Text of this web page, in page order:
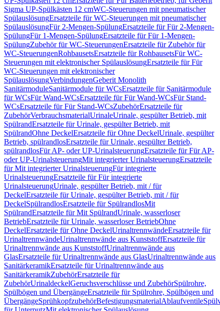
Sigma UP-Spülkästen 12 cmWC-Steuerungen mit pneumatischer
SpülauslösungErsatzteile für WC-Steuerungen mit pneumatischer
SpülauslösungFür 2-Mengen-SpülungErsatzteile für Für 2-Mengen-
SpülungFür 1-Mengen-SpülungErsatzteile für Für 1-Mengen-
SpülungZubehör für WC-SteuerungenErsatzteile für Zubehör für
WC-SteuerungenRohbausetsErsatzteile für RohbausetsFür WC-
Steuerungen mit elektronischer SpülauslösungErsatzteile für Für
WC-Steuerungen mit elektronischer
SpülauslösungVerbindungenGeberit Monolith
SanitärmoduleSanitärmodule für WCsErsatzteile für Sanitärmodule
für WCsFür Wand-WCsErsatzteile für Für Wand-WCsFür Stand-
WCsErsatzteile für Für Stand-WCsZubehörErsatzteile für
ZubehörVerbrauchsmaterialUrinaleUrinale, gespülter Betrieb, mit
SpülrandErsatzteile für Urinale, gespülter Betrieb, mit
SpülrandOhne DeckelErsatzteile für Ohne DeckelUrinale, gespülter
Betrieb, spülrandlosErsatzteile für Urinale, gespülter Betrieb,
spülrandlosFür AP- oder UP-UrinalsteuerungErsatzteile für Für AP-
oder UP-UrinalsteuerungMit integrierter UrinalsteuerungErsatzteile
für Mit integrierter UrinalsteuerungFür integrierte
UrinalsteuerungErsatzteile für Für integrierte
UrinalsteuerungUrinale, gespülter Betrieb, mit / für
DeckelErsatzteile für Urinale, gespülter Betrieb, mit / für
DeckelSpülrandlosErsatzteile für SpülrandlosMit
SpülrandErsatzteile für Mit SpülrandUrinale, wasserloser
BetriebErsatzteile für Urinale, wasserloser BetriebOhne
DeckelErsatzteile für Ohne DeckelUrinaltrennwändeErsatzteile für
UrinaltrennwändeUrinaltrennwände aus KunststoffErsatzteile für
Urinaltrennwände aus KunststoffUrinaltrennwände aus
GlasErsatzteile für Urinaltrennwände aus GlasUrinaltrennwände aus
SanitärkeramikErsatzteile für Urinaltrennwände aus
SanitärkeramikZubehörErsatzteile für
ZubehörUrinaldeckelGeruchsverschlüsse und ZubehörSpülrohre,
Spülbögen und ÜbergängeErsatzteile für Spülrohre, Spülbögen und
ÜbergängeSprühkopfzubehörBefestigungsmaterialAblaufventile